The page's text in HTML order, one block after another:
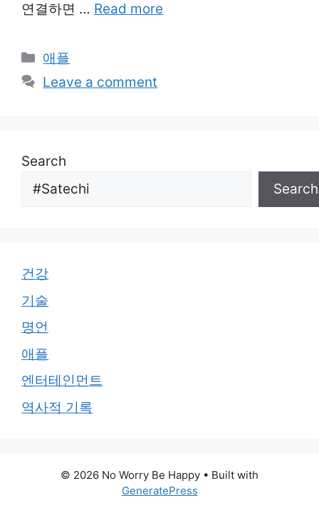
연결하면 … Read more
Categories
애플
Leave a comment
Search
Search
건강
기술
명언
애플
엔터테인먼트
역사적 기록
© 2026 No Worry Be Happy • Built with
GeneratePress